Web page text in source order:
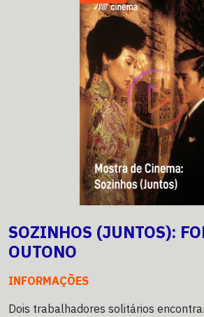
SOZINHOS (JUNTOS):
OUTONO
INFORMAÇÕES
Dois trabalhadores solitários